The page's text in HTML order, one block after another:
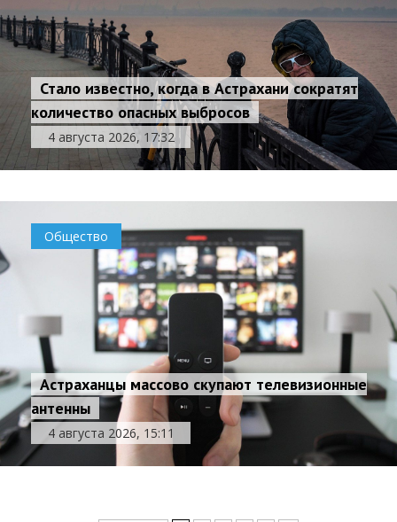
Стало известно, когда в Астрахани сократят
количество опасных выбросов
4 августа 2026, 17:32
Общество
Астраханцы массово скупают телевизионные
антенны
4 августа 2026, 15:11